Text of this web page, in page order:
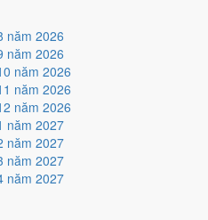
năm 2026
năm 2026
năm 2026
năm 2026
năm 2026
năm 2027
năm 2027
năm 2027
năm 2027
2011
âm lịch
xấu?
là ngày 20/3/2011 âm lịch
Trực Bình, Sao Cang, nạp âm
Hung
Hoàng Đạo trong ngày: